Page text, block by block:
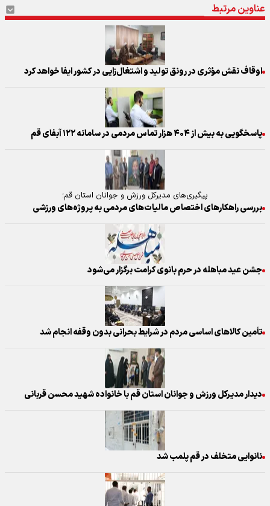
عناوین مرتبط
اوقاف نقش مؤثری در رونق تولید و اشتغال‌زایی در کشور ایفا خواهد کرد
پاسخگویی به بیش از ۴۰۴ هزار تماس مردمی در سامانه ۱۲۲ آبفای قم
پیگیری‌های مدیرکل ورزش و جوانان استان قم؛
بررسی راهکارهای اختصاص مالیات‌های مردمی به پروژه‌های ورزشی
جشن عید مباهله در حرم بانوی کرامت برگزار می‌شود
تأمین کالاهای اساسی مردم در شرایط بحرانی بدون وقفه انجام شد
دیدار مدیرکل ورزش و جوانان استان قم با خانواده شهید محسن قربانی
نانوایی متخلف در قم پلمب شد